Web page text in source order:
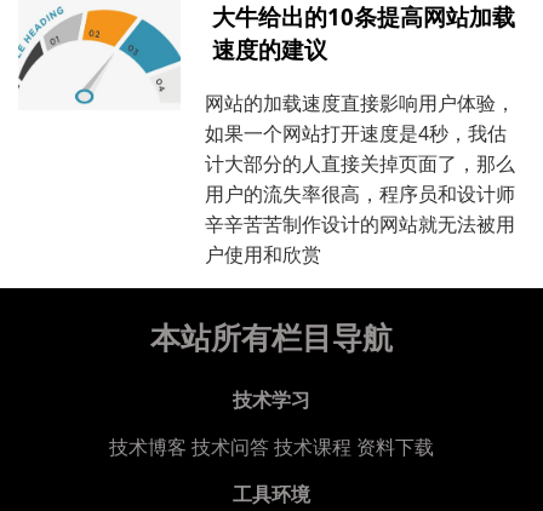
大牛给出的10条提高网站加载
速度的建议
网站的加载速度直接影响用户体验，
如果一个网站打开速度是4秒，我估
计大部分的人直接关掉页面了，那么
用户的流失率很高，程序员和设计师
辛辛苦苦制作设计的网站就无法被用
户使用和欣赏
本站所有栏目导航
技术学习
技术博客 技术问答技术课程 资料下载
工具环境